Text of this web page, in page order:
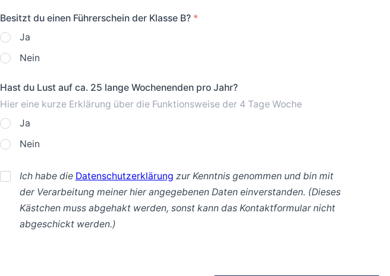
Besitzt du einen Führerschein der Klasse B? *
Ja
Nein
Hast du Lust auf ca. 25 lange Wochenenden pro Jahr?
Hier eine kurze Erklärung über die Funktionsweise der 4 Tage Woche
Ja
Nein
Ich habe die Datenschutzerklärung zur Kenntnis genommen und bin mit
der Verarbeitung meiner hier angegebenen Daten einverstanden. (Dieses
Kästchen muss abgehakt werden, sonst kann das Kontaktformular nicht
abgeschickt werden.)